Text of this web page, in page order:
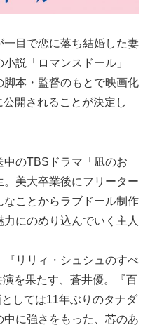
目で恋に落ち結婚した妻
説「ロマンスドール」
本・監督のもとで映画化
開されることが決定し
のTBSドラマ「凪のお
美大卒業後にフリーター
ことからラブドール制作
にのめり込んでいく主人
リリィ・シュシュのすべ
を果たす、蒼井優。『百
しては11年ぶりのタナダ
に強さをもった、芯のあ